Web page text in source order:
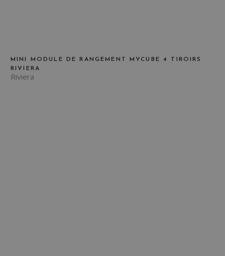
MINI MODULE DE RANGEMENT MYCUBE 4 TIROIRS
RIVIERA
Riviera